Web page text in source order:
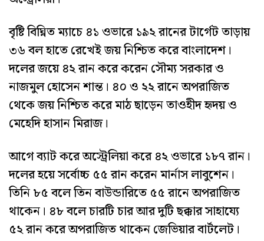
বৃষ্টি বিঘ্নিত ম্যাচে ৪১ ওভারে ১৯২ রানের টার্গেট তাড়ায়
৩৬ বল হাতে রেখেই জয় নিশ্চিত করে বাংলাদেশ।
দলের জয়ে ৪২ রান করে করেন সৌম্য সরকার ও
নাজমুল হোসেন শান্ত। ৪০ ও ২২ রানে অপরাজিত
থেকে জয় নিশ্চিত করে মাঠ ছাড়েন তাওহীদ হৃদয় ও
মেহেদি হাসান মিরাজ।
আগে ব্যাট করে অস্ট্রেলিয়া করে ৪২ ওভারে ১৮৭ রান।
দলের হয়ে সর্বোচ্চ ৫৫ রান করেন মার্নাস লাবুশেন।
তিনি ৮৫ বলে তিন বাউন্ডারিতে ৫৫ রানে অপরাজিত
থাকেন। ৪৮ বলে চারটি চার আর দুটি ছক্কার সাহায্যে
৫২ রান করে অপরাজিত থাকেন জেভিয়ার বার্টলেট।